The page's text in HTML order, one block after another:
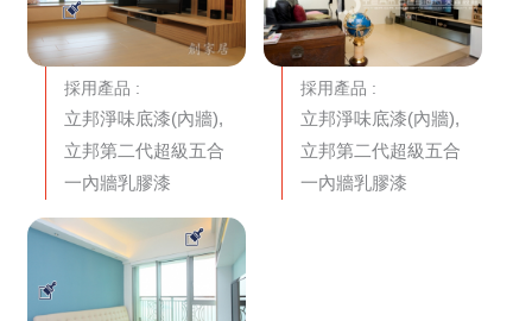
採用產品 :
立邦淨味底漆(內牆),
立邦第二代超級五合
一內牆乳膠漆
採用產品 :
立邦淨味底漆(內牆),
立邦第二代超級五合
一內牆乳膠漆